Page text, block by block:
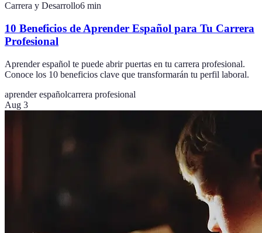
Carrera y Desarrollo6 min
10 Beneficios de Aprender Español para Tu Carrera
Profesional
Aprender español te puede abrir puertas en tu carrera profesional.
Conoce los 10 beneficios clave que transformarán tu perfil laboral.
aprender españolcarrera profesional
Aug 3